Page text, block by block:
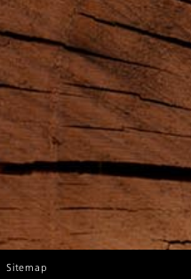
Sitemap